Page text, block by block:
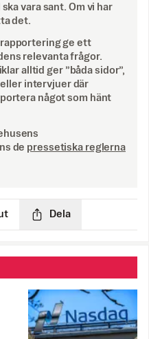
vara sant. Om vi har
det.
rapportering ge ett
relevanta frågor.
alltid ger ”båda sidor”,
intervjuer där
något som hänt
de pressetiska reglerna
Dela